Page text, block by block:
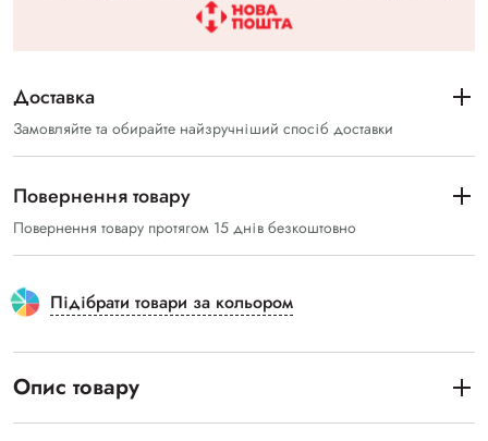
Доставка
Замовляйте та обирайте найзручніший спосіб доставки
Повернення товару
Повернення товару протягом 15 днів безкоштовно
Підібрати товари за кольором
Опис товару